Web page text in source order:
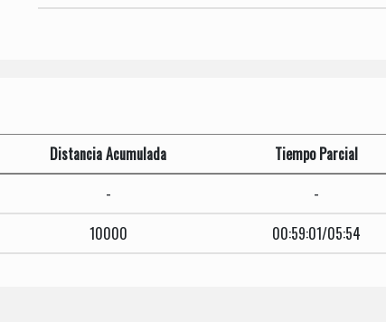
Distancia Acumulada Tiempo Parcial
- -
10000 00:59:01/05:54